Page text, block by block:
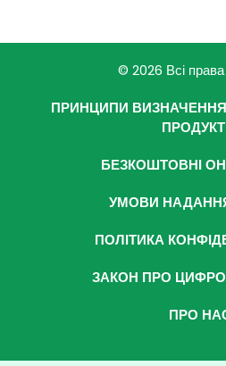
© 2026 Всі
ПРИНЦИПИ ВИЗНАЧЕННЯ
БЕЗКОШТОВНІ
УМОВИ
ПОЛІТИКА
ЗАКОН ПРО
ПРО